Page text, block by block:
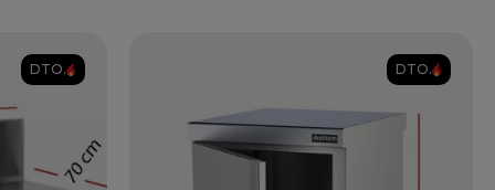
DTO. DTO.